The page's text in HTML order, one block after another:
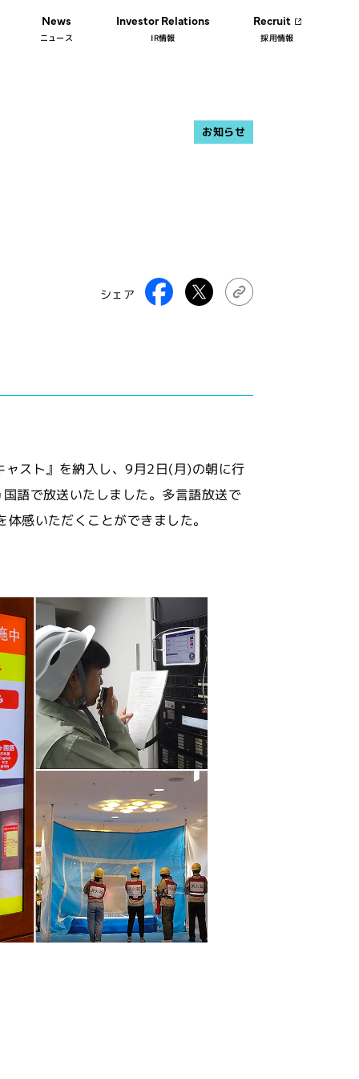
News
ニュース
Investor Relations
IR情報
Recruit
採用情報
お知らせ
シェア
ャスト』を納入し、9月2日(月)の朝に行
語で放送いたしました。多言語放送で
感いただくことができました。